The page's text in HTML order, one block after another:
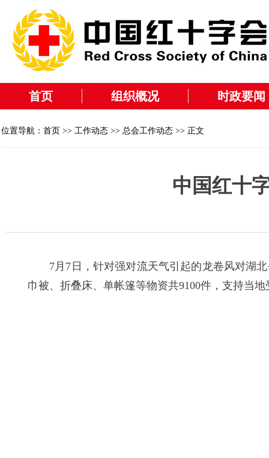
首页 组织概况 时政要闻
位置导航： 首页 >> 工作动态 >> 总会工作动态 >> 正文
中国红十
7月7日，针对强对流天气引起的龙卷风对湖
巾被、折叠床、单帐篷等物资共9100件，支持当